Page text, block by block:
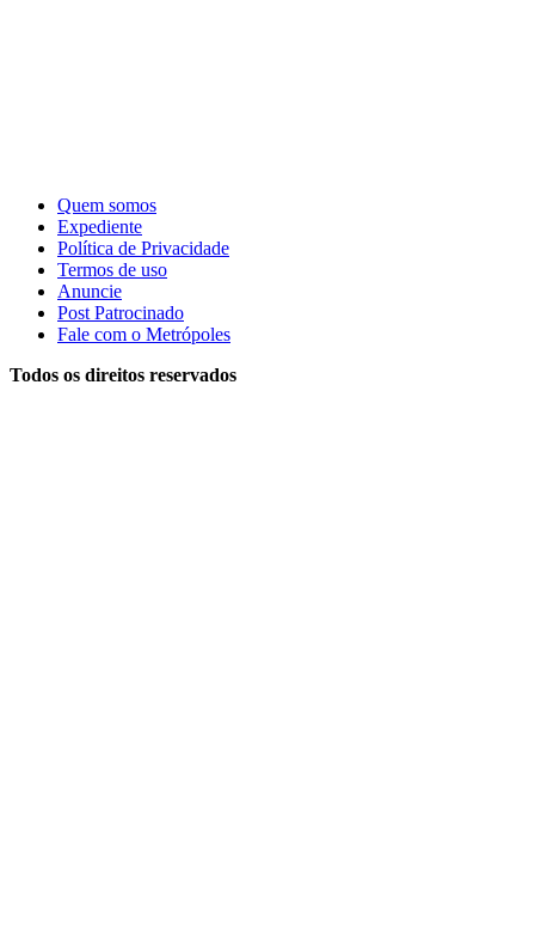
Quem somos
Expediente
Política de Privacidade
Termos de uso
Anuncie
Post Patrocinado
Fale com o Metrópoles
Todos os direitos reservados